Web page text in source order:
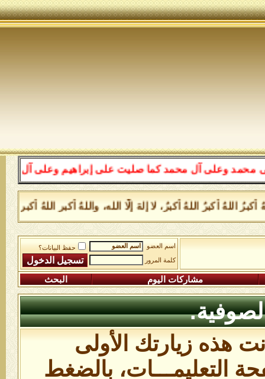
آل محمد كما صليت على إبراهيم وعلى آل إبراهيم إنك
أكبرُ اللهُ أكبرُ، لا إلهَ إلَّا الله، واللهُ أكبر اللهُ أكبر،
اسم العضو
حفظ البيانات؟
كلمة المرور
مشاركات اليوم البحث
هذه زيارتك الأولى
التعليمـــات، بالضغط